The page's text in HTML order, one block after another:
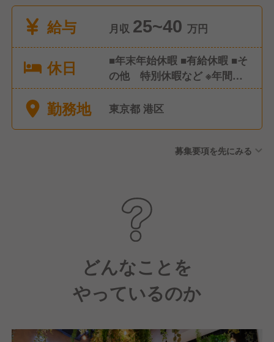
給与
月収 25~40 万円
休日
■年末年始休暇 ■有給休暇 ■そ
の他 特別休暇など ※年間休
日111日
勤務地 東京都 港区
募集要項を先にみる
どんなことを
やっているのか